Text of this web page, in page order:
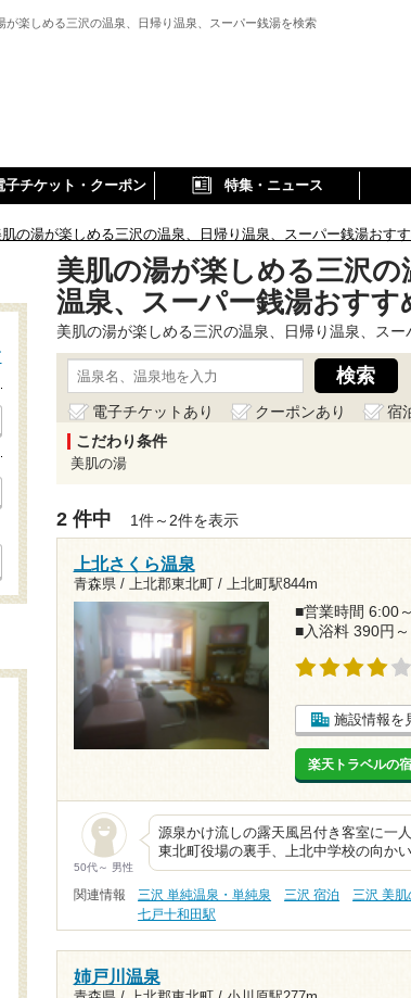
が楽しめる三沢の温泉、日帰り温泉、スーパー銭湯を検索
子チケット・クーポン 特集・ニュース
の湯が楽しめる三沢の温泉、日帰り温泉、スーパー銭湯おす
美肌の湯が楽しめる三沢の
温泉、スーパー銭湯おすす
美肌の湯が楽しめる三沢の温泉、日帰り温泉、スー
電子チケットあり クーポンあり
宿
こだわり条件
美肌の湯
2 件中 1件～2件を表示
上北さくら温泉
青森県 / 上北郡東北町 / 上北町駅844m
■営業時間 6:00
■入浴料 390円～
施設情報を
楽天トラベルの
50代～ 男性
源泉かけ流しの露天風呂付き客室に一
東北町役場の裏手、上北中学校の向か
関連情報 三沢 単純温泉・単純泉 三沢 宿泊 三沢 美肌
七戸十和田駅
姉戸川温泉